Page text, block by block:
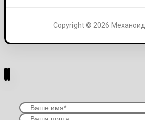
Copyright © 2026 Механоид